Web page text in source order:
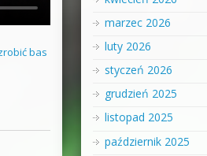
bas
marzec 2026
luty 2026
styczeń 2026
grudzień 2025
listopad 2025
październik 2025